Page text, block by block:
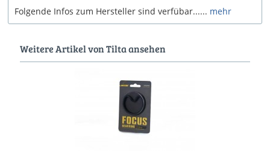
Folgende Infos zum Hersteller sind verfübar...... mehr
Weitere Artikel von Tilta ansehen